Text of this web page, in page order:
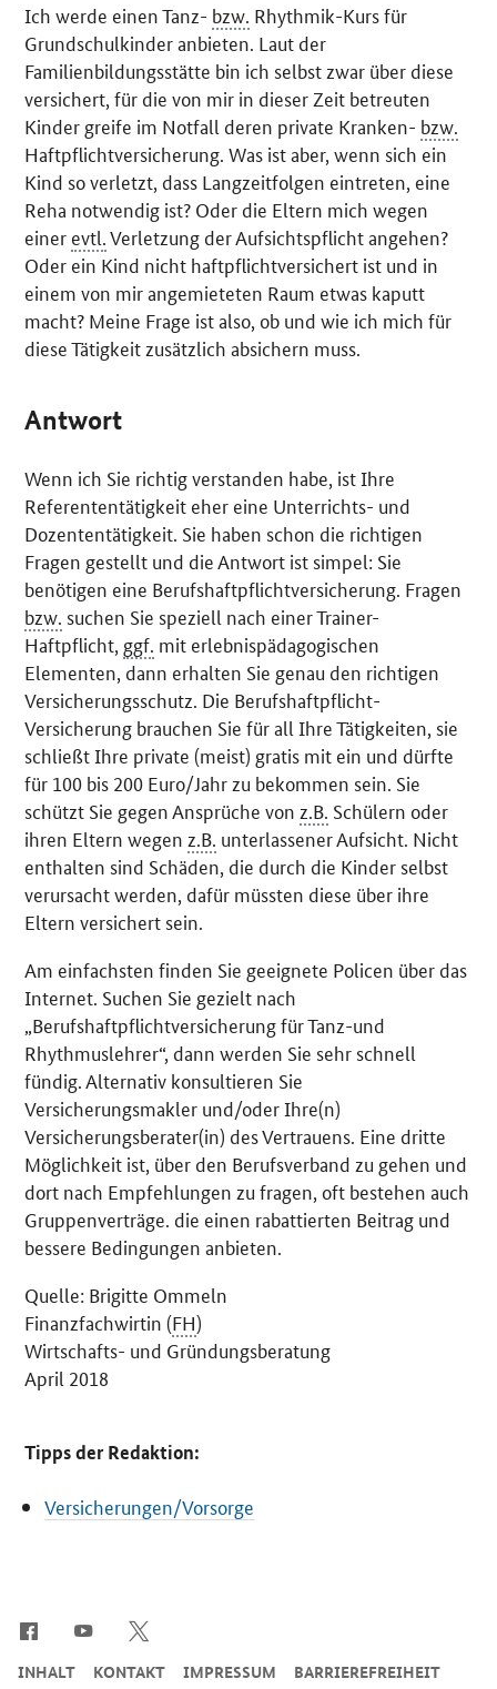
Ich werde einen Tanz- bzw. Rhythmik-Kurs für
Grundschulkinder anbieten. Laut der
Familienbildungsstätte bin ich selbst zwar über diese
versichert, für die von mir in dieser Zeit betreuten
Kinder greife im Notfall deren private Kranken- bzw.
Haftpflichtversicherung. Was ist aber, wenn sich ein
Kind so verletzt, dass Langzeitfolgen eintreten, eine
Reha notwendig ist? Oder die Eltern mich wegen
einer evtl.Verletzung der Aufsichtspflicht angehen?
Oder ein Kind nicht haftpflichtversichert ist und in
einem von mir angemieteten Raum etwas kaputt
macht? Meine Frage ist also, ob und wie ich mich für
diese Tätigkeit zusätzlich absichern muss.
Antwort
Wenn ich Sie richtig verstanden habe, ist Ihre
Referententätigkeit eher eine Unterrichts- und
Dozententätigkeit. Sie haben schon die richtigen
Fragen gestellt und die Antwort ist simpel: Sie
benötigen eine Berufshaftpflichtversicherung. Fragen
bzw. suchen Sie speziell nach einer Trainer-
Haftpflicht, ggf. mit erlebnispädagogischen
Elementen, dann erhalten Sie genau den richtigen
Versicherungsschutz. Die Berufshaftpflicht-
Versicherung brauchen Sie für all Ihre Tätigkeiten, sie
schließt Ihre private (meist) gratis mit ein und dürfte
für 100 bis 200 Euro/Jahr zu bekommen sein. Sie
schützt Sie gegen Ansprüche von z.B. Schülern oder
ihren Eltern wegen z.B. unterlassener Aufsicht. Nicht
enthalten sind Schäden, die durch die Kinder selbst
verursacht werden, dafür müssten diese über ihre
Eltern versichert sein.
Am einfachsten finden Sie geeignete Policen über das
Internet. Suchen Sie gezielt nach
„Berufshaftpflichtversicherung für Tanz-und
Rhythmuslehrer“, dann werden Sie sehr schnell
fündig. Alternativ konsultieren Sie
Versicherungsmakler und/oder Ihre(n)
Versicherungsberater(in) des Vertrauens. Eine dritte
Möglichkeit ist, über den Berufsverband zu gehen und
dort nach Empfehlungen zu fragen, oft bestehen auch
Gruppenverträge. die einen rabattierten Beitrag und
bessere Bedingungen anbieten.
Quelle: Brigitte Ommeln
Finanzfachwirtin (FH)
Wirtschafts- und Gründungsberatung
April 2018
Tipps der Redaktion:
Versicherungen/Vorsorge
INHALT KONTAKT IMPRESSUM
BARRIEREFREIHEIT